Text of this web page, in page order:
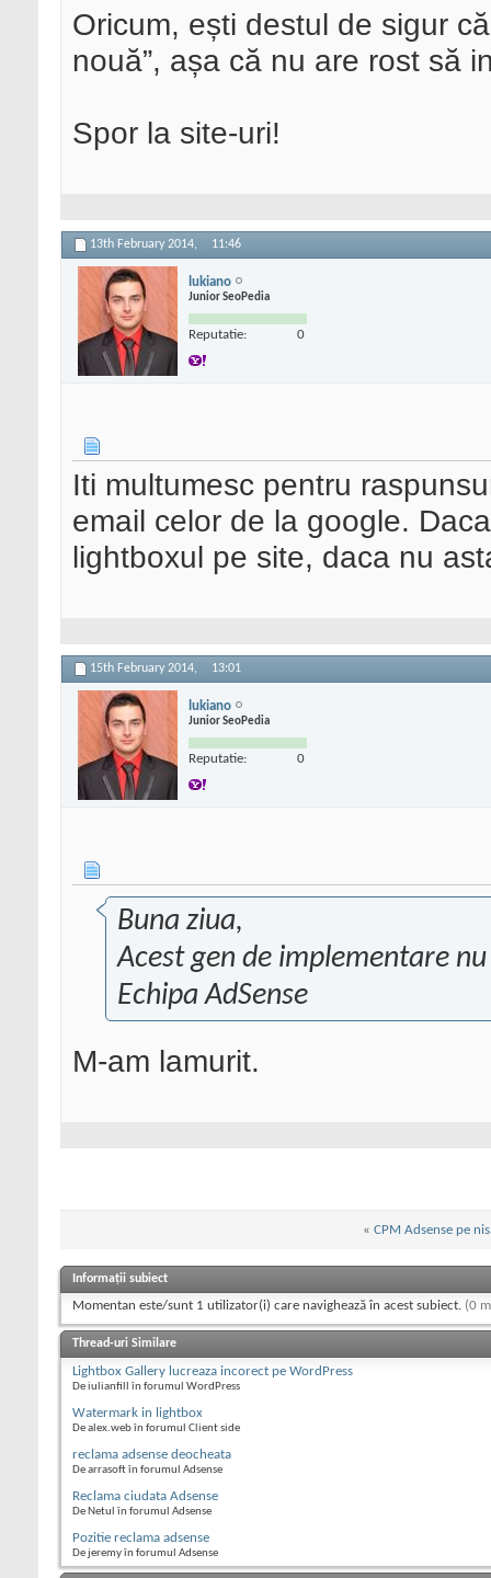
Oricum, ești destul de sigur
nouă”, așa că nu are rost să
Spor la site-uri!
13th February 2014, 11:46
lukiano
Junior SeoPedia
Reputatie: 0
Iti multumesc pentru
email celor de la google.
lightboxul pe site, daca nu
15th February 2014, 13:01
lukiano
Junior SeoPedia
Reputatie: 0
Buna ziua,
Acest gen de implementare
Echipa AdSense
M-am lamurit.
« CPM Adsense pe
Informații subiect
Momentan este/sunt 1 utilizator(i) care navighează în acest subiect. (0
Thread-uri Similare
Lightbox Gallery lucreaza incorect pe WordPress
De iulianfill în forumul WordPress
Watermark in lightbox
De alex.web în forumul Client side
reclama adsense deocheata
De arrasoft în forumul Adsense
Reclama ciudata Adsense
De Netul în forumul Adsense
Pozitie reclama adsense
De jeremy în forumul Adsense